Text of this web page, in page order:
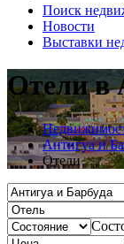
Поиск
Новости
Выставки
Отели в
Антигуа и
Отели